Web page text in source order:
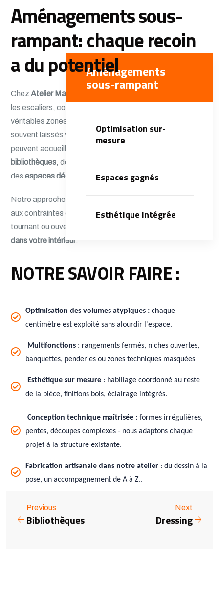
Aménagements
sous-rampant
Optimisation sur-
mesure
Espaces gagnés
Esthétique intégrée
Aménagements sous-
rampant: chaque recoin
a du potentiel
Chez Atelier Madec
, nous transformons les espaces sous
les escaliers, combles et pentes en tout genre, en de
véritables zones fonctionnelles et esthétiques. Trop
souvent laissés vides ou mal exploités, ces volumes
peuvent accueillir des
bibliothèques, des
des espaces déco intégrés.
Notre approche sur-mesure nous permet de nous adapter
aux contraintes de chaque escalier, qu’il soit droit,
tournant ou ouvert, tout en assurant une
dans votre intérieur .
NOTRE SAVOIR FAIRE :
Optimisation des volumes atypiques : chaque
centimètre est exploité sans alourdir l'espace.
Multifonctions : rangements fermés, niches ouvertes,
banquettes, penderies ou zones techniques masquées
Esthétique sur mesure : habillage coordonné au reste
de la pièce, finitions bois, éclairage intégrés.
Conception technique maîtrisée : formes irrégulières,
pentes, découpes complexes - nous adaptons chaque
projet à la structure existante.
Fabrication artisanale dans notre atelier : du dessin à la
pose, un accompagnement de A à Z..
Previous
Bibliothèques
Next
Dressing